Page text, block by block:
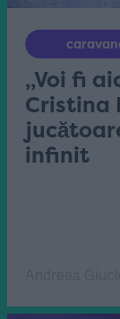
„Voi fi
Cristina
infinit